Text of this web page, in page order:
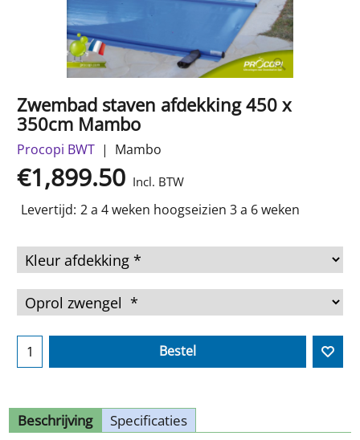
Zwembad staven afdekking 450 x
350cm Mambo
Procopi BWT Mambo
€1,899.50 Incl. BTW
Levertijd: 2 a 4 weken hoogseizien 3 a 6 weken
Bestel
Beschrijving Specificaties